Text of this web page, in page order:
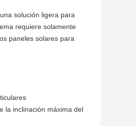
solución ligera para
requiere solamente
paneles solares para
la inclinación máxima del